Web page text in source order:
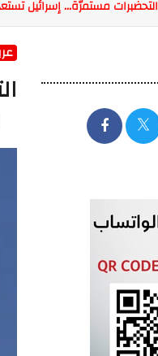
التحضبرات مستمرّة... إسرائيل